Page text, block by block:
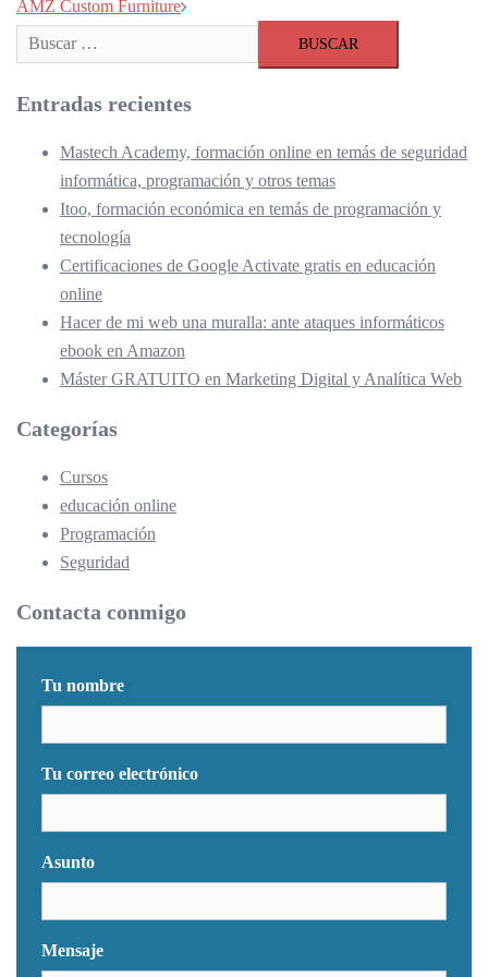
de
entradas
AMZ Custom Furniture
Buscar:
Entradas recientes
Mastech Academy, formación online en temás de seguridad
informática, programación y otros temas
Itoo, formación económica en temás de programación y
tecnología
Certificaciones de Google Activate gratis en educación
online
Hacer de mi web una muralla: ante ataques informáticos
ebook en Amazon
Máster GRATUITO en Marketing Digital y Analítica Web
Categorías
Cursos
educación online
Programación
Seguridad
Contacta conmigo
Tu nombre
Tu correo electrónico
Asunto
Mensaje